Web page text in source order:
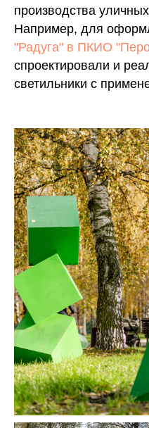
производства
Например, для
"Радуга" в ПКИО
спроектировали и
светильники с